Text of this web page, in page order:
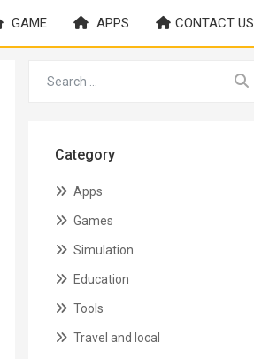
GAME APPS CONTACT US
Category
Apps
Games
Simulation
Education
Tools
Travel and local